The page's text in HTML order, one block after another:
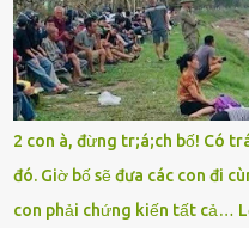
Chú ơi, cháu đi thi, xe hỏng rồi!
giúp cháu với, cháu không có
thì tăng ga tránh xa như né
như một kẻ mất trí. Vô ích.
tôi chỉ có một lựa chọn duy
rút tờ giấy báo dự thi nhét túi
Chạy không ngừng. Qua ngã...
2 con à, đừng tr;á;ch bố! Có
đó. Giờ bố sẽ đưa các con đi
con phải chứng kiến tất cả…